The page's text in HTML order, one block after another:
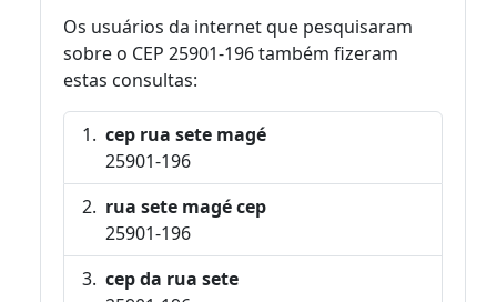
Os usuários da internet que pesquisaram
sobre o CEP 25901-196 também fizeram
estas consultas:
cep rua sete magé
25901-196
rua sete magé cep
25901-196
cep da rua sete